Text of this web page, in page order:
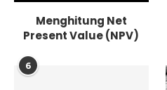
Menghitung Net
Present Value (NPV)
6